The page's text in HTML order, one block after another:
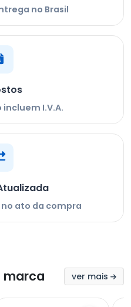
no Brasil
incluem I.V.A.
ato da compra
marca ver mais